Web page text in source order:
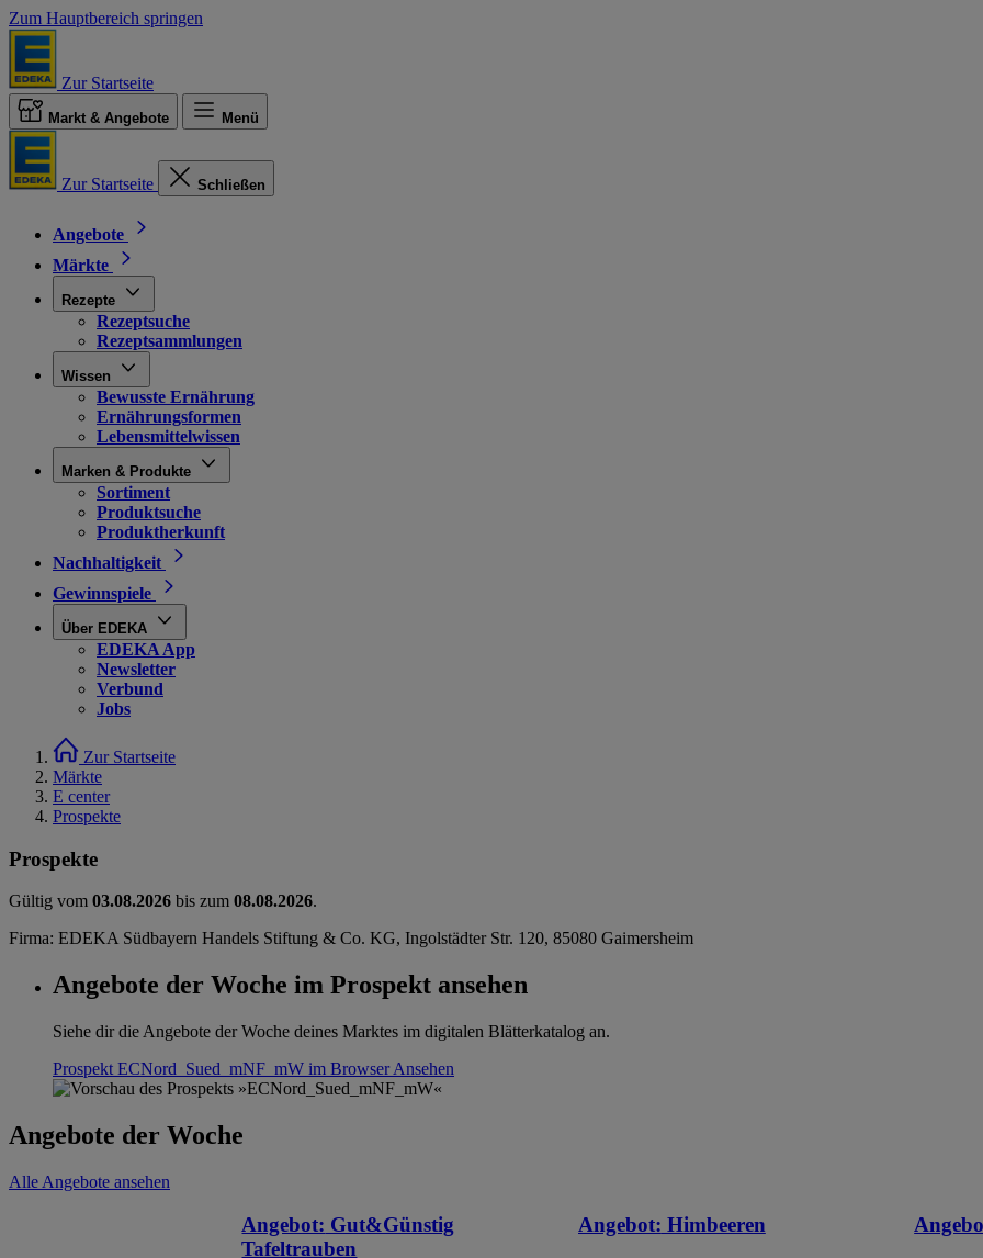
Zum Hauptbereich springen
Zur Startseite
Markt & Angebote Menü
Zur Startseite Schließen
Angebote
Märkte
Rezepte
Rezeptsuche
Rezeptsammlungen
Wissen
Bewusste Ernährung
Ernährungsformen
Lebensmittelwissen
Marken & Produkte
Sortiment
Produktsuche
Produktherkunft
Nachhaltigkeit
Gewinnspiele
Über EDEKA
EDEKA App
Newsletter
Verbund
Jobs
Zur Startseite
Märkte
E center
Prospekte
Prospekte
Gültig vom 03.08.2026 bis zum 08.08.2026.
Firma: EDEKA Südbayern Handels Stiftung & Co. KG, Ingolstädter Str. 120, 85080 Gaimersheim
Angebote der Woche im Prospekt ansehen
Siehe dir die Angebote der Woche deines Marktes im digitalen Blätterkatalog an.
Prospekt ECNord_Sued_mNF_mW im BrowserAnsehen
Angebote der Woche
Alle Angebote ansehen
Angebot: Gut&Günstig
Tafeltrauben
Angebot: Himbeeren